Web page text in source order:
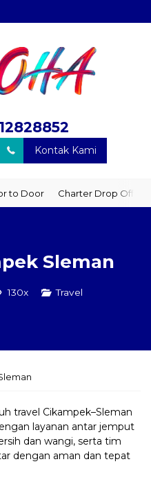
Kontak Kami
Charter Drop Off Sewa
Sleman
130x Travel
travel Cikampek–Sleman
layanan antar jemput
dan wangi, serta tim
dengan aman dan tepat